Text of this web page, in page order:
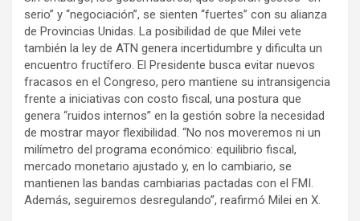
serio” y “negociación”, se sienten “fuertes” con su alianza
de Provincias Unidas. La posibilidad de que Milei vete
también la ley de ATN genera incertidumbre y dificulta un
encuentro fructífero. El Presidente busca evitar nuevos
fracasos en el Congreso, pero mantiene su intransigencia
frente a iniciativas con costo fiscal, una postura que
genera “ruidos internos” en la gestión sobre la necesidad
de mostrar mayor flexibilidad. “No nos moveremos ni un
milímetro del programa económico: equilibrio fiscal,
mercado monetario ajustado y, en lo cambiario, se
mantienen las bandas cambiarias pactadas con el FMI.
Además, seguiremos desregulando”, reafirmó Milei en X.